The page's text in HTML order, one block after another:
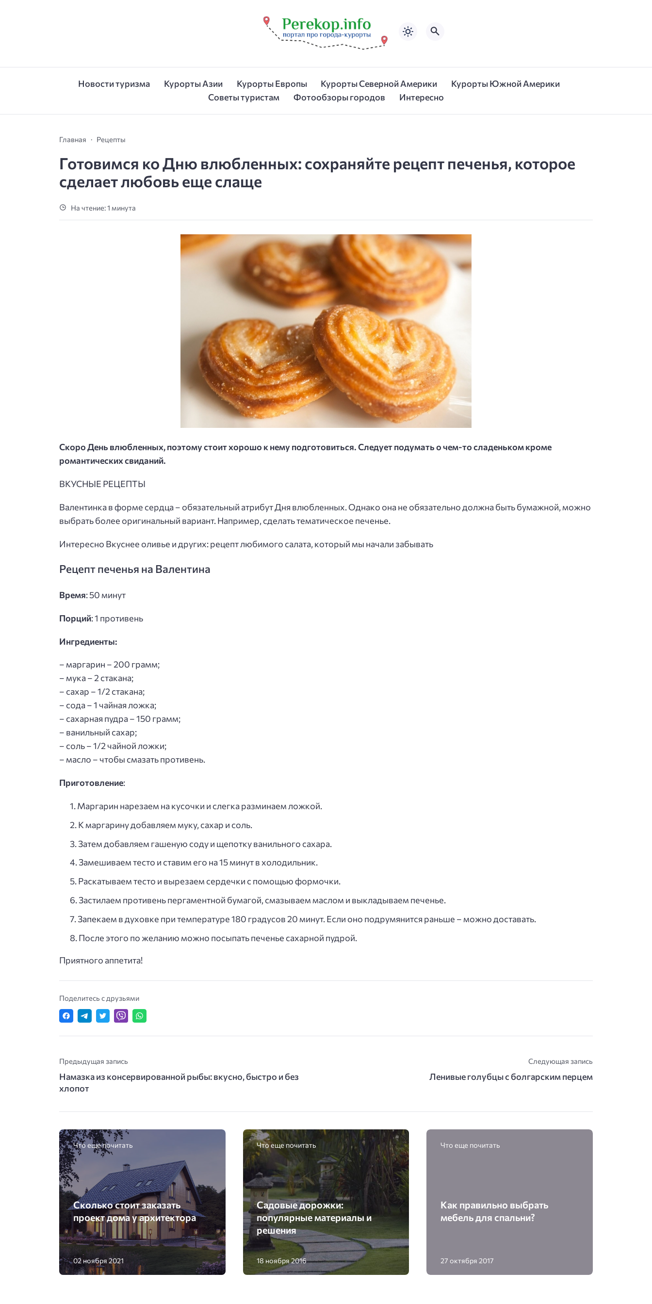
Новости туризма Курорты Азии Курорты Европы Курорты Северной Америки
Курорты Южной Америки
Советы туристам
Фотообзоры городов Интересно
Главная Рецепты
Готовимся ко Дню влюбленных: сохраняйте рецепт печенья, которое
сделает любовь еще слаще
На чтение: 1 минута
Скоро День влюбленных, поэтому стоит хорошо к нему подготовиться. Следует подумать о чем-то сладеньком кроме
романтических свиданий.
ВКУСНЫЕ РЕЦЕПТЫ
Валентинка в форме сердца – обязательный атрибут Дня влюбленных. Однако она не обязательно должна быть бумажной, можно
выбрать более оригинальный вариант. Например, сделать тематическое печенье.
Интересно Вкуснее оливье и других: рецепт любимого салата, который мы начали забывать
Рецепт печенья на Валентина
Время: 50 минут
Порций: 1 противень
Ингредиенты:
– маргарин – 200 грамм;
– мука – 2 стакана;
– сахар – 1/2 стакана;
– сода – 1 чайная ложка;
– сахарная пудра – 150 грамм;
– ванильный сахар;
– соль – 1/2 чайной ложки;
– масло – чтобы смазать противень.
Приготовление:
Маргарин нарезаем на кусочки и слегка разминаем ложкой.
К маргарину добавляем муку, сахар и соль.
Затем добавляем гашеную соду и щепотку ванильного сахара.
Замешиваем тесто и ставим его на 15 минут в холодильник.
Раскатываем тесто и вырезаем сердечки с помощью формочки.
Застилаем противень пергаментной бумагой, смазываем маслом и выкладываем печенье.
Запекаем в духовке при температуре 180 градусов 20 минут. Если оно подрумянится раньше – можно доставать.
После этого по желанию можно посыпать печенье сахарной пудрой.
Приятного аппетита!
Поделитесь с друзьями
Предыдущая запись
Намазка из консервированной рыбы: вкусно, быстро и без
хлопот
Следующая запись
Ленивые голубцы с болгарским перцем
Что еще почитать
Сколько стоит заказать
проект дома у архитектора
02 ноября 2021
Что еще почитать
Садовые дорожки:
популярные материалы и
решения
18 ноября 2016
Что еще почитать
Как правильно выбрать
мебель для спальни?
27 октября 2017